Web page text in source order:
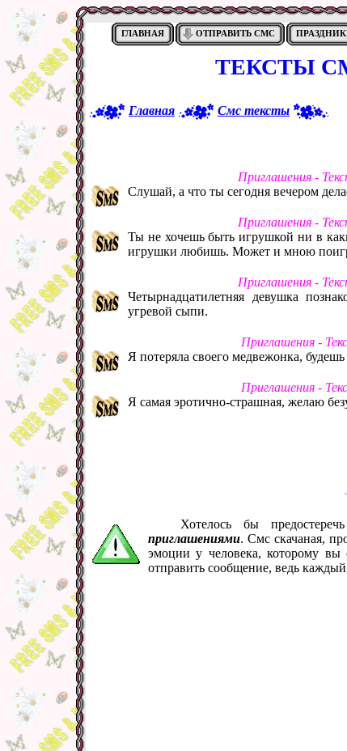
ГЛАВНАЯ ОТПРАВИТЬ СМС
ТЕКСТЫ
Главная Смс тексты
Приглашения -
Слушай, а что ты сегодня вечером
Приглашения -
Ты не хочешь быть игрушкой ни в
игрушки любишь. Может и мною
Приглашения -
Четырнадцатилетняя девушка
угревой сыпи.
Приглашения -
Я потеряла своего медвежонка,
Приглашения -
Я самая эротично-страшная, желаю
Хотелось бы
приглашениями. Смс скачаная,
эмоции у человека, которому вы
отправить сообщение, ведь